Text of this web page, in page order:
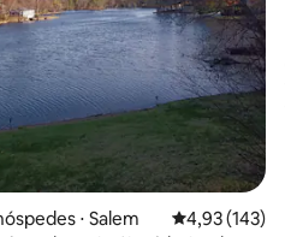
⋅ Salem 4,93 de uma
4,93 (143)